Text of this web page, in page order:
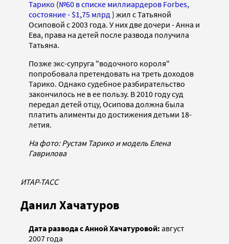
Тарико (№60 в списке миллиардеров Forbes,
состояние - $1,75 млрд ) жил с Татьяной
Осиповой с 2003 года. У них две дочери - Анна и
Ева, права на детей после развода получила
Татьяна.
Позже экс-супруга "водочного короля"
попробовала претендовать на треть доходов
Тарико. Однако судебное разбирательство
закончилось не в ее пользу. В 2010 году суд
передал детей отцу, Осипова должна была
платить алименты до достижения детьми 18-
летия.
На фото: Рустам Тарико и модель Елена
Гаврилова
ИТАР-ТАСС
Данил Хачатуров
Дата развода с Анной Хачатуровой: август
2007 года